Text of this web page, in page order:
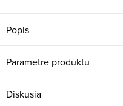
Popis
Parametre produktu
Diskusia